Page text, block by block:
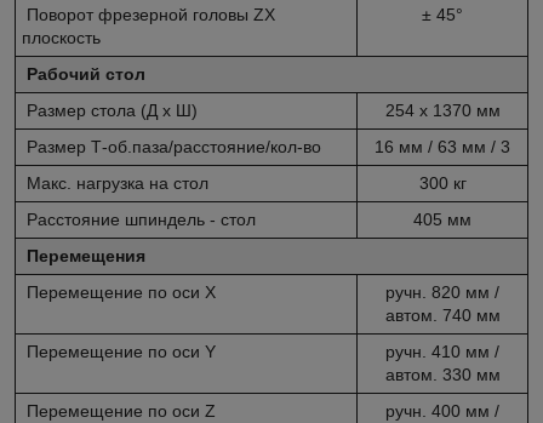
Поворот фрезерной головы ZX
плоскость
± 45°
Рабочий стол
Размер стола (Д x Ш)
254 x 1370 мм
Размер Т-об.паза/расстояние/кол-во
16 мм / 63 мм / 3
Макс. нагрузка на стол
300 кг
Расстояние шпиндель - стол
405 мм
Перемещения
Перемещение по оси X
ручн. 820 мм /
автом. 740 мм
Перемещение по оси Y
ручн. 410 мм /
автом. 330 мм
Перемещение по оси Z
ручн. 400 мм /